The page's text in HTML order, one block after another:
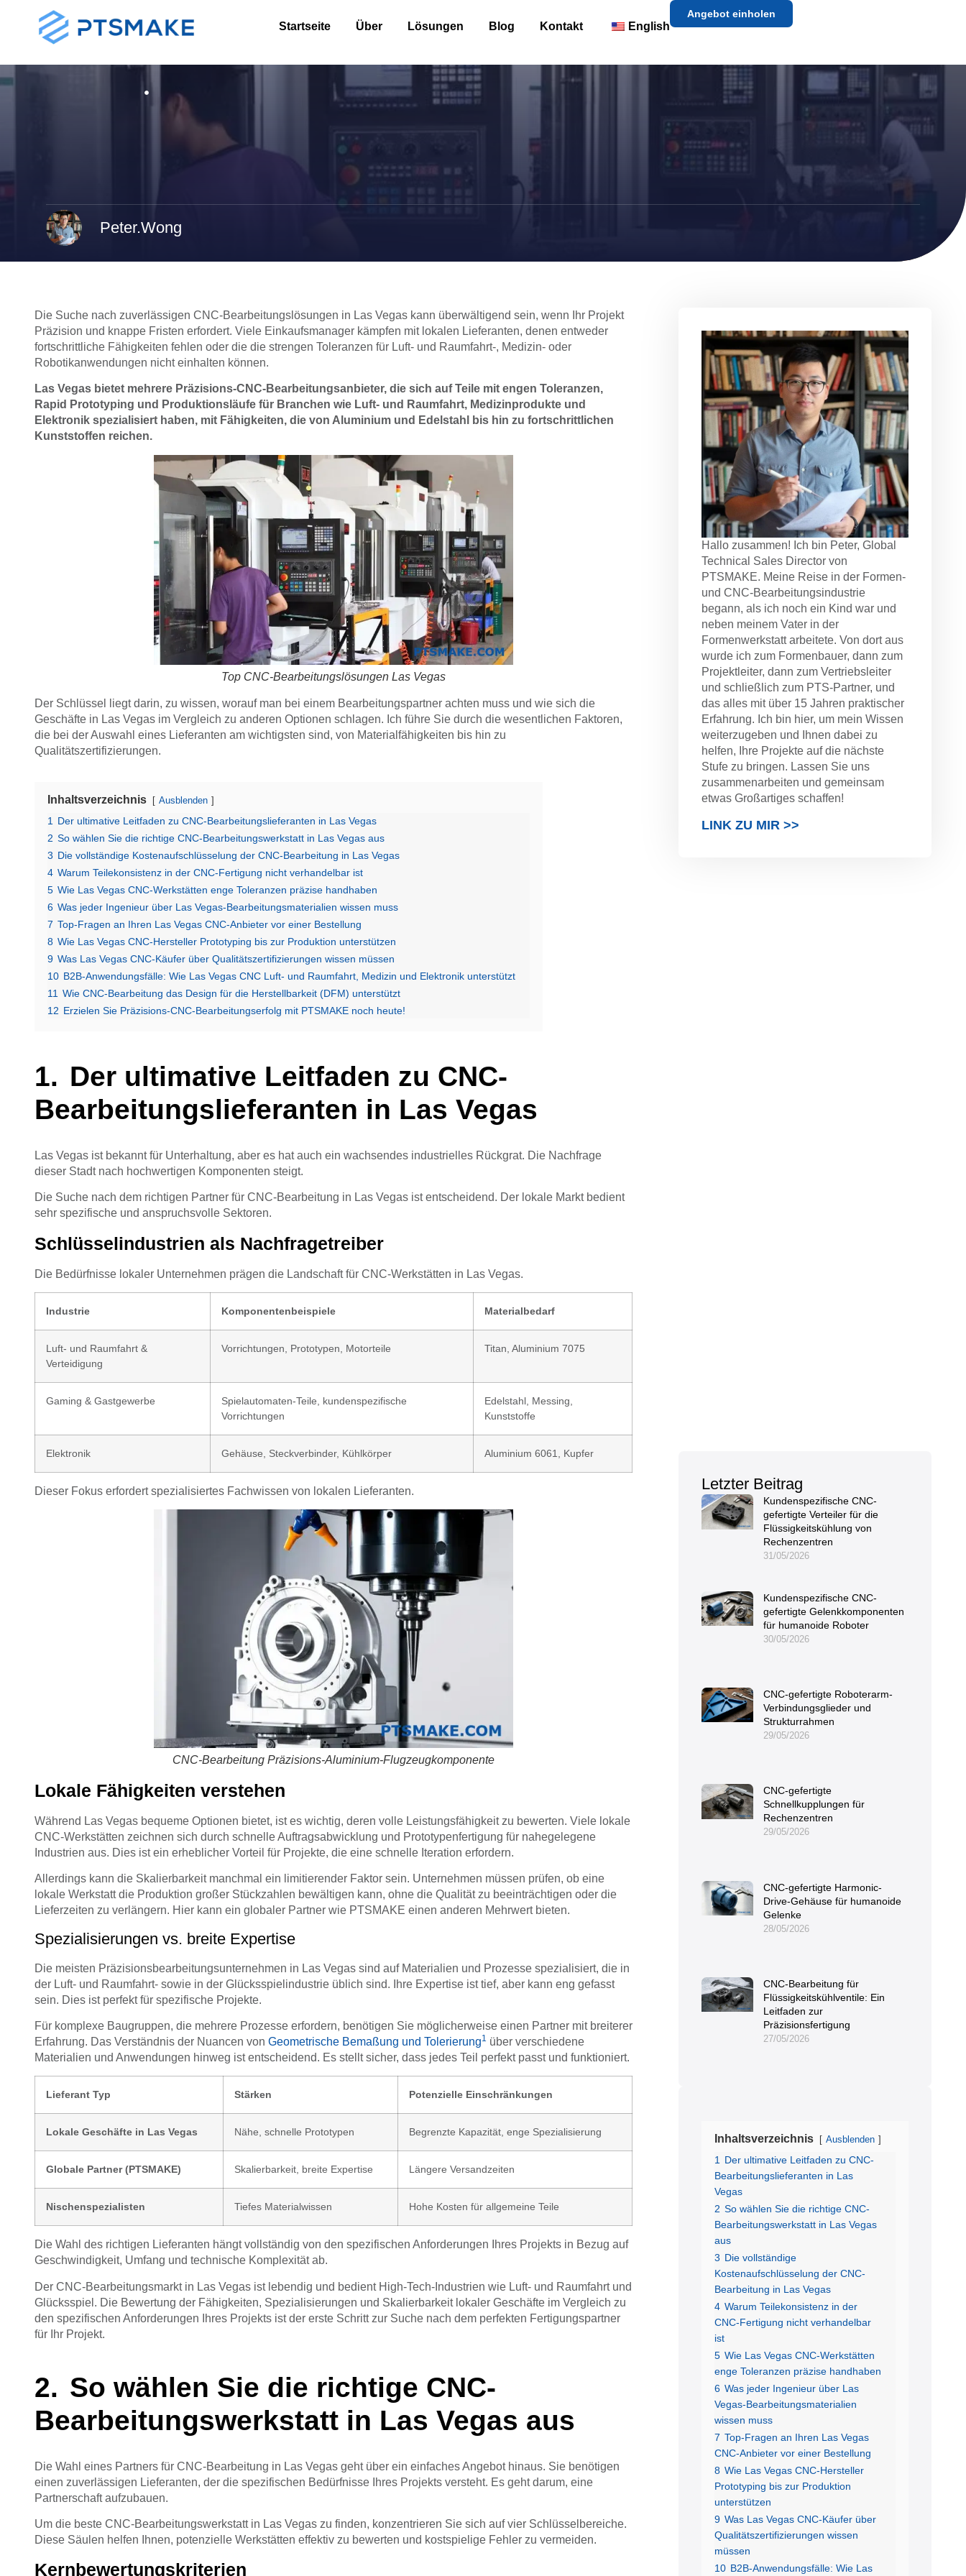
Startseite Über Lösungen Blog Kontakt English
Angebot einholen
Peter.Wong
Die Suche nach zuverlässigen CNC-Bearbeitungslösungen in Las Vegas kann überwältigend sein, wenn Ihr Projekt
Präzision und knappe Fristen erfordert. Viele Einkaufsmanager kämpfen mit lokalen Lieferanten, denen entweder
fortschrittliche Fähigkeiten fehlen oder die die strengen Toleranzen für Luft- und Raumfahrt-, Medizin- oder
Robotikanwendungen nicht einhalten können.
Las Vegas bietet mehrere Präzisions-CNC-Bearbeitungsanbieter, die sich auf Teile mit engen Toleranzen,
Rapid Prototyping und Produktionsläufe für Branchen wie Luft- und Raumfahrt, Medizinprodukte und
Elektronik spezialisiert haben, mit Fähigkeiten, die von Aluminium und Edelstahl bis hin zu fortschrittlichen
Kunststoffen reichen.
Top CNC-Bearbeitungslösungen Las Vegas
Der Schlüssel liegt darin, zu wissen, worauf man bei einem Bearbeitungspartner achten muss und wie sich die
Geschäfte in Las Vegas im Vergleich zu anderen Optionen schlagen. Ich führe Sie durch die wesentlichen Faktoren,
die bei der Auswahl eines Lieferanten am wichtigsten sind, von Materialfähigkeiten bis hin zu
Qualitätszertifizierungen.
Inhaltsverzeichnis Ausblenden
1
Der ultimative Leitfaden zu CNC-Bearbeitungslieferanten in Las Vegas
2 So wählen Sie die richtige CNC-Bearbeitungswerkstatt in Las Vegas aus
3 Die vollständige Kostenaufschlüsselung der CNC-Bearbeitung in Las Vegas
4 Warum Teilekonsistenz in der CNC-Fertigung nicht verhandelbar ist
5 Wie Las Vegas CNC-Werkstätten enge Toleranzen präzise handhaben
6 Was jeder Ingenieur über Las Vegas-Bearbeitungsmaterialien wissen muss
7 Top-Fragen an Ihren Las Vegas CNC-Anbieter vor einer Bestellung
8 Wie Las Vegas CNC-Hersteller Prototyping bis zur Produktion unterstützen
9 Was Las Vegas CNC-Käufer über Qualitätszertifizierungen wissen müssen
10 B2B-Anwendungsfälle: Wie Las Vegas CNC Luft- und Raumfahrt, Medizin und Elektronik unterstützt
11 Wie CNC-Bearbeitung das Design für die Herstellbarkeit (DFM) unterstützt
12 Erzielen Sie Präzisions-CNC-Bearbeitungserfolg mit PTSMAKE noch heute!
Der ultimative Leitfaden zu CNC-
Bearbeitungslieferanten in Las Vegas
Las Vegas ist bekannt für Unterhaltung, aber es hat auch ein wachsendes industrielles Rückgrat. Die Nachfrage
dieser Stadt nach hochwertigen Komponenten steigt.
Die Suche nach dem richtigen Partner für CNC-Bearbeitung in Las Vegas ist entscheidend. Der lokale Markt bedient
sehr spezifische und anspruchsvolle Sektoren.
Schlüsselindustrien als Nachfragetreiber
Die Bedürfnisse lokaler Unternehmen prägen die Landschaft für CNC-Werkstätten in Las Vegas.
Industrie Komponentenbeispiele Materialbedarf
Luft- und Raumfahrt &
Verteidigung
Vorrichtungen, Prototypen, Motorteile Titan, Aluminium 7075
Gaming & Gastgewerbe
Spielautomaten-Teile, kundenspezifische
Vorrichtungen
Edelstahl, Messing,
Kunststoffe
Elektronik Gehäuse, Steckverbinder, Kühlkörper Aluminium 6061, Kupfer
Dieser Fokus erfordert spezialisiertes Fachwissen von lokalen Lieferanten.
CNC-Bearbeitung Präzisions-Aluminium-Flugzeugkomponente
Lokale Fähigkeiten verstehen
Während Las Vegas bequeme Optionen bietet, ist es wichtig, deren volle Leistungsfähigkeit zu bewerten. Viele lokale
CNC-Werkstätten zeichnen sich durch schnelle Auftragsabwicklung und Prototypenfertigung für nahegelegene
Industrien aus. Dies ist ein erheblicher Vorteil für Projekte, die eine schnelle Iteration erfordern.
Allerdings kann die Skalierbarkeit manchmal ein limitierender Faktor sein. Unternehmen müssen prüfen, ob eine
lokale Werkstatt die Produktion großer Stückzahlen bewältigen kann, ohne die Qualität zu beeinträchtigen oder die
Lieferzeiten zu verlängern. Hier kann ein globaler Partner wie PTSMAKE einen anderen Mehrwert bieten.
Spezialisierungen vs. breite Expertise
Die meisten Präzisionsbearbeitungsunternehmen in Las Vegas sind auf Materialien und Prozesse spezialisiert, die in
der Luft- und Raumfahrt- sowie in der Glücksspielindustrie üblich sind. Ihre Expertise ist tief, aber kann eng gefasst
sein. Dies ist perfekt für spezifische Projekte.
Für komplexe Baugruppen, die mehrere Prozesse erfordern, benötigen Sie möglicherweise einen Partner mit breiterer
Erfahrung. Das Verständnis der Nuancen von Geometrische Bemaßung und Tolerierung1 über verschiedene
Materialien und Anwendungen hinweg ist entscheidend. Es stellt sicher, dass jedes Teil perfekt passt und funktioniert.
Lieferant Typ Stärken Potenzielle Einschränkungen
Lokale Geschäfte in Las Vegas Nähe, schnelle Prototypen Begrenzte Kapazität, enge Spezialisierung
Globale Partner (PTSMAKE) Skalierbarkeit, breite Expertise Längere Versandzeiten
Nischenspezialisten Tiefes Materialwissen Hohe Kosten für allgemeine Teile
Die Wahl des richtigen Lieferanten hängt vollständig von den spezifischen Anforderungen Ihres Projekts in Bezug auf
Geschwindigkeit, Umfang und technische Komplexität ab.
Der CNC-Bearbeitungsmarkt in Las Vegas ist lebendig und bedient High-Tech-Industrien wie Luft- und Raumfahrt und
Glücksspiel. Die Bewertung der Fähigkeiten, Spezialisierungen und Skalierbarkeit lokaler Geschäfte im Vergleich zu
den spezifischen Anforderungen Ihres Projekts ist der erste Schritt zur Suche nach dem perfekten Fertigungspartner
für Ihr Projekt.
So wählen Sie die richtige CNC-
Bearbeitungswerkstatt in Las Vegas aus
Die Wahl eines Partners für CNC-Bearbeitung in Las Vegas geht über ein einfaches Angebot hinaus. Sie benötigen
einen zuverlässigen Lieferanten, der die spezifischen Bedürfnisse Ihres Projekts versteht. Es geht darum, eine
Partnerschaft aufzubauen.
Um die beste CNC-Bearbeitungswerkstatt in Las Vegas zu finden, konzentrieren Sie sich auf vier Schlüsselbereiche.
Diese Säulen helfen Ihnen, potenzielle Werkstätten effektiv zu bewerten und kostspielige Fehler zu vermeiden.
Kernbewertungskriterien
Hallo zusammen! Ich bin Peter, Global
Technical Sales Director von
PTSMAKE. Meine Reise in der Formen-
und CNC-Bearbeitungsindustrie
begann, als ich noch ein Kind war und
neben meinem Vater in der
Formenwerkstatt arbeitete. Von dort aus
wurde ich zum Formenbauer, dann zum
Projektleiter, dann zum Vertriebsleiter
und schließlich zum PTS-Partner, und
das alles mit über 15 Jahren praktischer
Erfahrung. Ich bin hier, um mein Wissen
weiterzugeben und Ihnen dabei zu
helfen, Ihre Projekte auf die nächste
Stufe zu bringen. Lassen Sie uns
zusammenarbeiten und gemeinsam
etwas Großartiges schaffen!
LINK ZU MIR >>
Letzter Beitrag
Kundenspezifische CNC-
gefertigte Verteiler für die
Flüssigkeitskühlung von
Rechenzentren
31/05/2026
Kundenspezifische CNC-
gefertigte Gelenkkomponenten
für humanoide Roboter
30/05/2026
CNC-gefertigte Roboterarm-
Verbindungsglieder und
Strukturrahmen
29/05/2026
CNC-gefertigte
Schnellkupplungen für
Rechenzentren
29/05/2026
CNC-gefertigte Harmonic-
Drive-Gehäuse für humanoide
Gelenke
28/05/2026
CNC-Bearbeitung für
Flüssigkeitskühlventile: Ein
Leitfaden zur
Präzisionsfertigung
27/05/2026
Inhaltsverzeichnis Ausblenden
1 Der ultimative Leitfaden zu CNC-
Bearbeitungslieferanten in Las
Vegas
2 So wählen Sie die richtige CNC-
Bearbeitungswerkstatt in Las Vegas
aus
3 Die vollständige
Kostenaufschlüsselung der CNC-
Bearbeitung in Las Vegas
4 Warum Teilekonsistenz in der
CNC-Fertigung nicht verhandelbar
ist
5 Wie Las Vegas CNC-Werkstätten
enge Toleranzen präzise handhaben
6 Was jeder Ingenieur über Las
Vegas-Bearbeitungsmaterialien
wissen muss
7 Top-Fragen an Ihren Las Vegas
CNC-Anbieter vor einer Bestellung
8 Wie Las Vegas CNC-Hersteller
Prototyping bis zur Produktion
unterstützen
9 Was Las Vegas CNC-Käufer über
Qualitätszertifizierungen wissen
müssen
10 B2B-Anwendungsfälle: Wie Las